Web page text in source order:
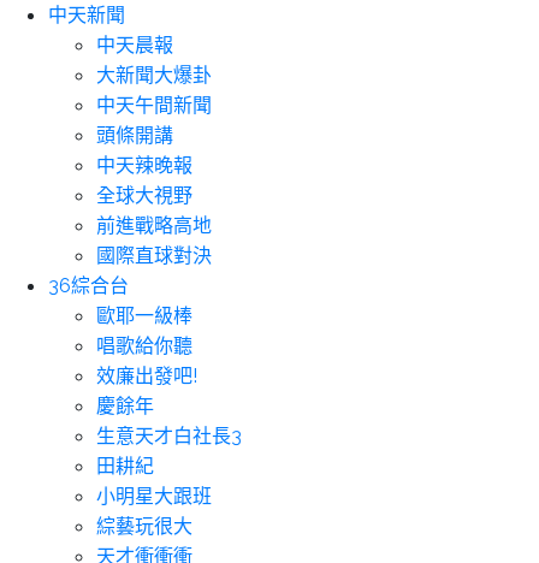
中天新聞
中天晨報
大新聞大爆卦
中天午間新聞
頭條開講
中天辣晚報
全球大視野
前進戰略高地
國際直球對決
36綜合台
歐耶一級棒
唱歌給你聽
效廉出發吧!
慶餘年
生意天才白社長3
田耕紀
小明星大跟班
綜藝玩很大
天才衝衝衝